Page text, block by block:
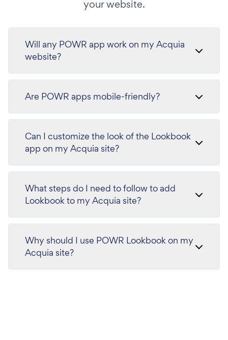
your website.
Will any POWR app work on my Acquia
website?
Are POWR apps mobile-friendly?
Can I customize the look of the Lookbook
app on my Acquia site?
What steps do I need to follow to add
Lookbook to my Acquia site?
Why should I use POWR Lookbook on my
Acquia site?